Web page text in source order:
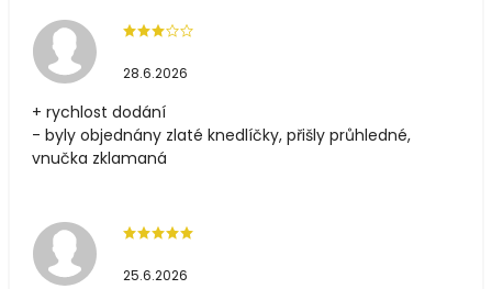
28.6.2026
+ rychlost dodání
- byly objednány zlaté knedlíčky, přišly průhledné,
vnučka zklamaná
25.6.2026